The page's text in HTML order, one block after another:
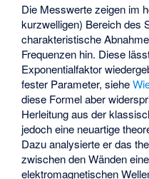
Die Messwerte zeigen im
kurzwelligen) Bereich des
charakteristische
Frequenzen hin. Diese
Exponentialfaktor
fester Parameter, siehe
diese Formel aber
Herleitung aus der
jedoch eine neuartige
Dazu analysierte er das
zwischen den Wänden
elektromagnetischen